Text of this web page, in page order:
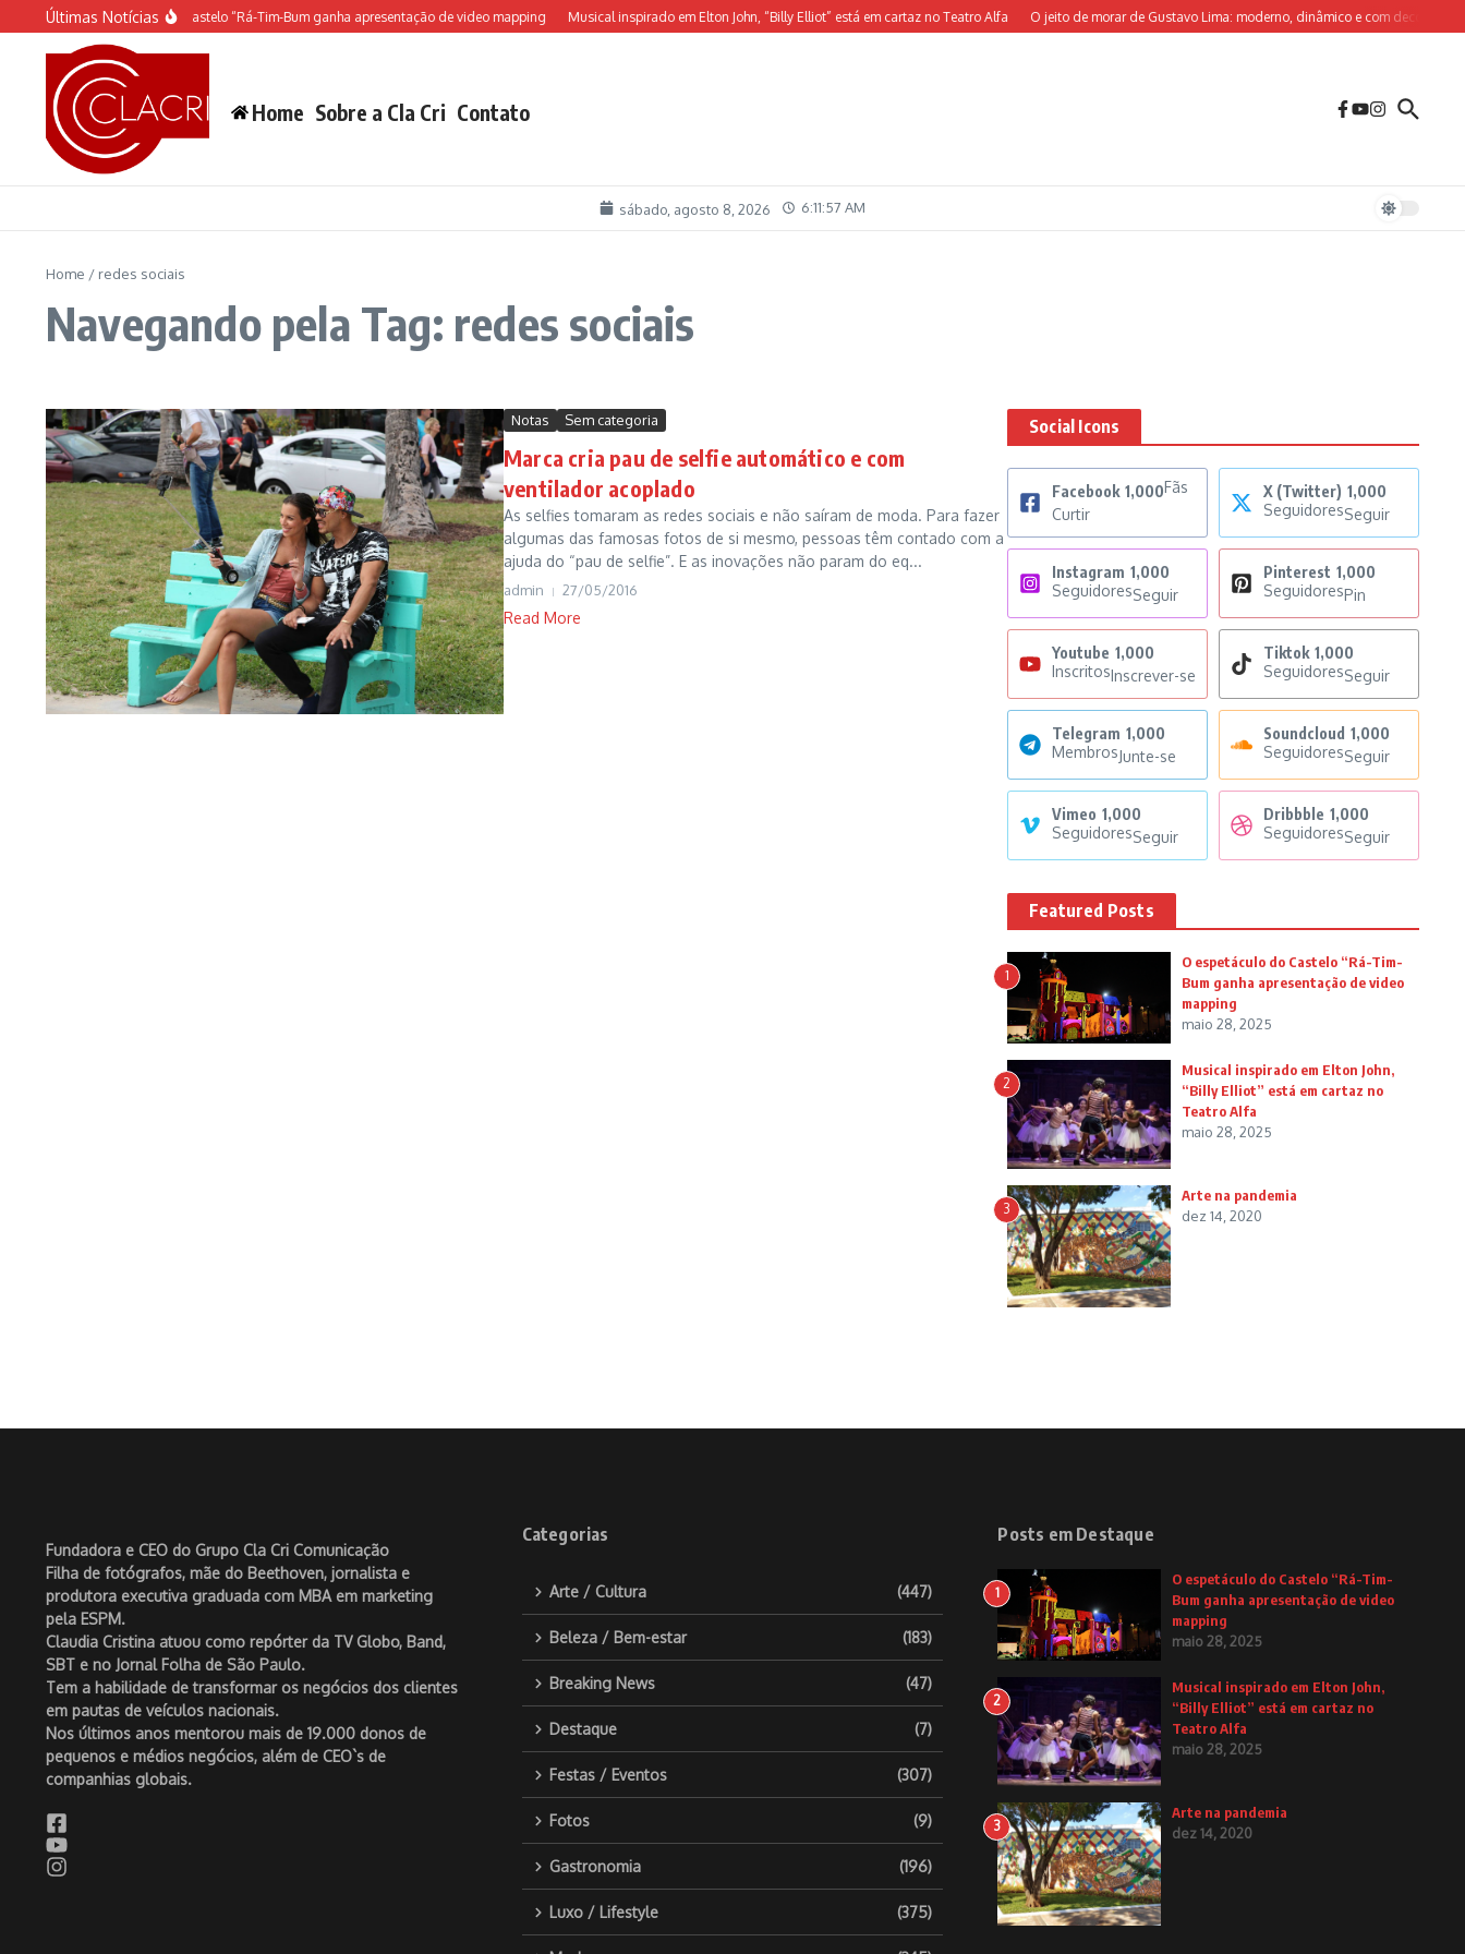
Ir para o conteúdo
Últimas Notícias
O espetáculo do Castelo “Rá-Tim-Bum ganha apresentação de video mapping Musical inspirado em Elton John, “Billy Elliot” está em cartaz no Teatro Alfa O jeito de morar de Gustavo Lima: moderno, dinâmico e com decoração
Home Sobre a Cla Cri Contato
sábado, agosto 8, 2026 6:11:57 AM
Home / redes sociais
Navegando pela Tag: redes sociais
Notas Sem categoria
Marca cria pau de selfie automático e com
ventilador acoplado
As selfies tomaram as redes sociais e não saíram de moda. Para fazer
algumas das famosas fotos de si mesmo, pessoas têm contado com a
ajuda do “pau de selfie”. E as inovações não param do eq...
admin 27/05/2016
Read More
Social Icons
Facebook 1,000Fãs
Curtir
X (Twitter) 1,000
SeguidoresSeguir
Instagram 1,000
SeguidoresSeguir
Pinterest 1,000
SeguidoresPin
Youtube 1,000
InscritosInscrever-se
Tiktok 1,000
SeguidoresSeguir
Telegram 1,000
MembrosJunte-se
Soundcloud 1,000
SeguidoresSeguir
Vimeo 1,000
SeguidoresSeguir
Dribbble 1,000
SeguidoresSeguir
Featured Posts
1
O espetáculo do Castelo “Rá-Tim-
Bum ganha apresentação de video
mapping
maio 28, 2025
2
Musical inspirado em Elton John,
“Billy Elliot” está em cartaz no
Teatro Alfa
maio 28, 2025
3
Arte na pandemia
dez 14, 2020
Fundadora e CEO do Grupo Cla Cri Comunicação
Filha de fotógrafos, mãe do Beethoven, jornalista e
produtora executiva graduada com MBA em marketing
pela ESPM.
Claudia Cristina atuou como repórter da TV Globo, Band,
SBT e no Jornal Folha de São Paulo.
Tem a habilidade de transformar os negócios dos clientes
em pautas de veículos nacionais.
Nos últimos anos mentorou mais de 19.000 donos de
pequenos e médios negócios, além de CEO`s de
companhias globais.
Categorias
Arte / Cultura (447)
Beleza / Bem-estar (183)
Breaking News (47)
Destaque (7)
Festas / Eventos (307)
Fotos (9)
Gastronomia (196)
Luxo / Lifestyle (375)
Posts em Destaque
1
O espetáculo do Castelo “Rá-Tim-
Bum ganha apresentação de video
mapping
maio 28, 2025
2
Musical inspirado em Elton John,
“Billy Elliot” está em cartaz no
Teatro Alfa
maio 28, 2025
3
Arte na pandemia
dez 14, 2020